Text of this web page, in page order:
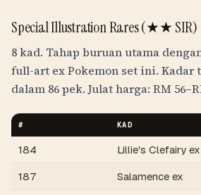
Special Illustration Rares (★★ SIR)
8 kad. Tahap buruan utama
full-art ex Pokemon set ini.
dalam 86 pek. Julat harga: RM 56–
# KAD
184 Lillie's Clefairy ex
187
Salamence ex